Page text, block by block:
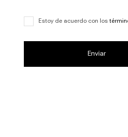
Estoy de acuerdo con los